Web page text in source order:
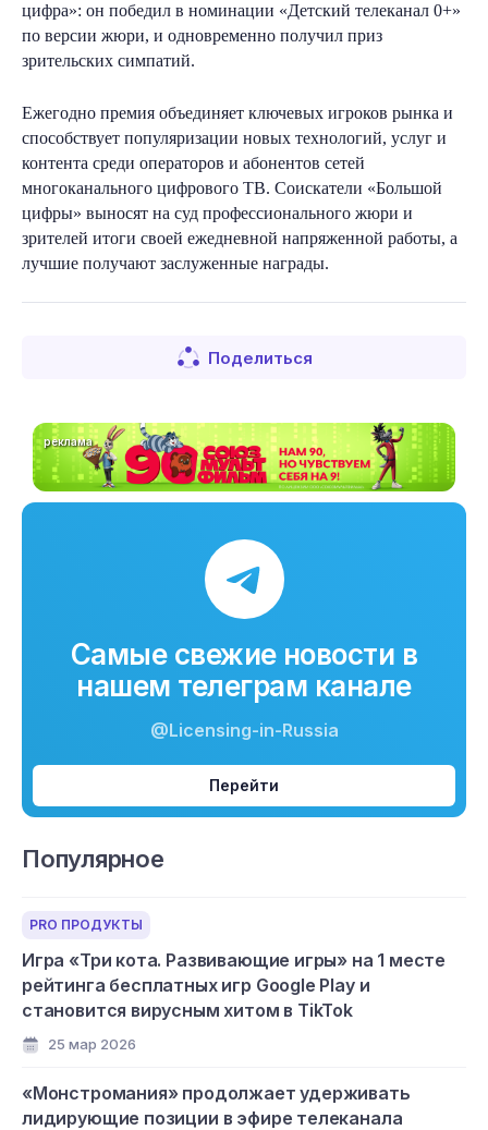
цифра»: он победил в номинации «Детский телеканал 0+»
по версии жюри, и одновременно получил приз
зрительских симпатий.
Ежегодно премия объединяет ключевых игроков рынка и
способствует популяризации новых технологий, услуг и
контента среди операторов и абонентов сетей
многоканального цифрового ТВ. Соискатели «Большой
цифры» выносят на суд профессионального жюри и
зрителей итоги своей ежедневной напряженной работы, а
лучшие получают заслуженные награды.
Поделиться
реклама
Самые свежие новости в
нашем телеграм канале
@Licensing-in-Russia
Перейти
Популярное
PRO ПРОДУКТЫ
Игра «Три кота. Развивающие игры» на 1 месте
рейтинга бесплатных игр Google Play и
становится вирусным хитом в TikTok
25 мар 2026
«Монстромания» продолжает удерживать
лидирующие позиции в эфире телеканала